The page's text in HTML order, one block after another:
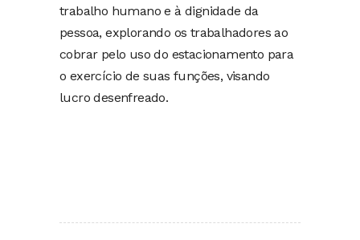
trabalho humano e à dignidade da
pessoa, explorando os trabalhadores ao
cobrar pelo uso do estacionamento para
o exercício de suas funções, visando
lucro desenfreado.